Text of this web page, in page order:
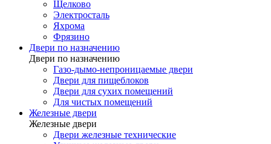
Щелково
Электросталь
Яхрома
Фрязино
Двери по назначению
Двери по назначению
Газо-дымо-непроницаемые двери
Двери для пищеблоков
Двери для сухих помещений
Для чистых помещений
Железные двери
Железные двери
Двери железные технические